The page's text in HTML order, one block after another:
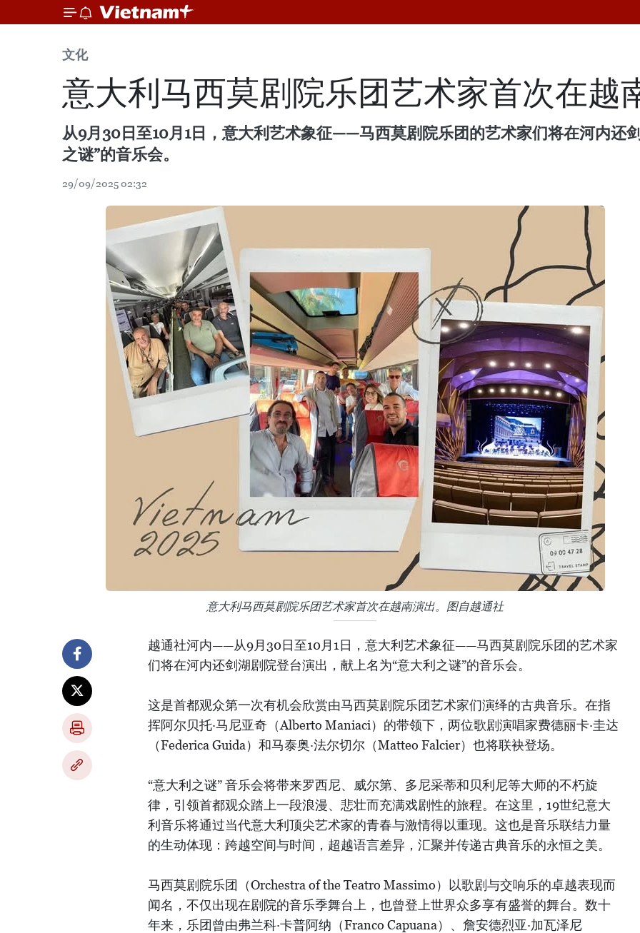
文化
意大利马西莫剧院乐团艺术家首次在越
从9月30日至10月1日，意大利艺术象征——马西莫剧院乐团的艺术家们将在河内还
之谜”的音乐会。
29/09/2025 02:32
意大利马西莫剧院乐团艺术家首次在越南演出。图自越通社
越通社河内——从9月30日至10月1日，意大利艺术象征——马西莫剧院乐团的艺术家
们将在河内还剑湖剧院登台演出，献上名为“意大利之谜”的音乐会。
这是首都观众第一次有机会欣赏由马西莫剧院乐团艺术家们演绎的古典音乐。在指
挥阿尔贝托·马尼亚奇（Alberto Maniaci）的带领下，两位歌剧演唱家费德丽卡·圭达
（Federica Guida）和马泰奥·法尔切尔（Matteo Falcier）也将联袂登场。
“意大利之谜” 音乐会将带来罗西尼、威尔第、多尼采蒂和贝利尼等大师的不朽旋
律，引领首都观众踏上一段浪漫、悲壮而充满戏剧性的旅程。在这里，19世纪意大
利音乐将通过当代意大利顶尖艺术家的青春与激情得以重现。这也是音乐联结力量
的生动体现：跨越空间与时间，超越语言差异，汇聚并传递古典音乐的永恒之美。
马西莫剧院乐团（Orchestra of the Teatro Massimo）以歌剧与交响乐的卓越表现而
闻名，不仅出现在剧院的音乐季舞台上，也曾登上世界众多享有盛誉的舞台。数十
年来，乐团曾由弗兰科·卡普阿纳（Franco Capuana）、詹安德烈亚·加瓦泽尼